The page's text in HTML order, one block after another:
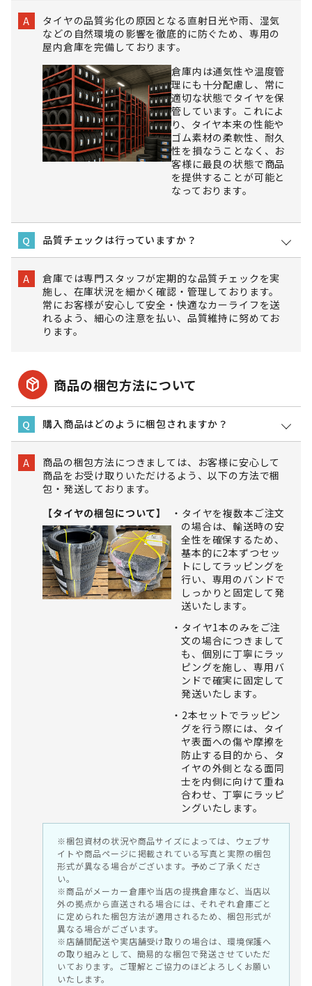
A
タイヤの品質劣化の原因となる直射日光や雨、湿気
などの自然環境の影響を徹底的に防ぐため、専用の
屋内倉庫を完備しております。
倉庫内は通気性や温度管
理にも十分配慮し、常に
適切な状態でタイヤを保
管しています。これによ
り、タイヤ本来の性能や
ゴム素材の柔軟性、耐久
性を損なうことなく、お
客様に最良の状態で商品
を提供することが可能と
なっております。
Q 品質チェックは行っていますか？
A
倉庫では専門スタッフが定期的な品質チェックを実
施し、在庫状況を細かく確認・管理しております。
常にお客様が安心して安全・快適なカーライフを送
れるよう、細心の注意を払い、品質維持に努めてお
ります。
package_2 商品の梱包方法について
Q 購入商品はどのように梱包されますか？
A
商品の梱包方法につきましては、お客様に安心して
商品をお受け取りいただけるよう、以下の方法で梱
包・発送しております。
【タイヤの梱包について】
タイヤを複数本ご注文
の場合は、輸送時の安
全性を確保するため、
基本的に2本ずつセッ
トにしてラッピングを
行い、専用のバンドで
しっかりと固定して発
送いたします。
タイヤ1本のみをご注
文の場合につきまして
も、個別に丁寧にラッ
ピングを施し、専用バ
ンドで確実に固定して
発送いたします。
2本セットでラッピン
グを行う際には、タイ
ヤ表面への傷や摩擦を
防止する目的から、タ
イヤの外側となる面同
士を内側に向けて重ね
合わせ、丁寧にラッピ
ングいたします。
※梱包資材の状況や商品サイズによっては、ウェブサ
イトや商品ページに掲載されている写真と実際の梱包
形式が異なる場合がございます。予めご了承くださ
い。
※商品がメーカー倉庫や当店の提携倉庫など、当店以
外の拠点から直送される場合には、それぞれ倉庫ごと
に定められた梱包方法が適用されるため、梱包形式が
異なる場合がございます。
※店舗間配送や実店舗受け取りの場合は、環境保護へ
の取り組みとして、簡易的な梱包で発送させていただ
いております。ご理解とご協力のほどよろしくお願い
いたします。